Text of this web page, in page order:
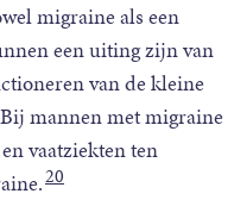
migraine als een
een uiting zijn van
van de kleine
mannen met migraine
vaatziekten ten
20